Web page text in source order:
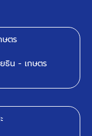
ษตร
ธิน - เกษตร